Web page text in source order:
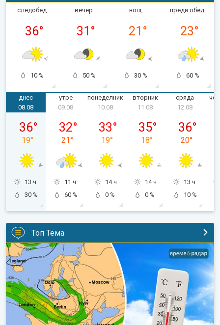
следобед
36°
10 %
вечер
31 °
50 %
нощ
21 °
30 %
преди обед
23°
60 %
днес
събота, 08.08
08.08
36°
19°
13 ч
30 %
утре
09.08
32°
21°
11 ч
60 %
понеделник
10.08
33°
19°
14 ч
0 %
вторник
11.08
35°
18°
14 ч
0 %
сряда
12.08
36°
20°
13 ч
10 %
Топ Тема
Горещо време с кратки захлаждания. Дългосрочна